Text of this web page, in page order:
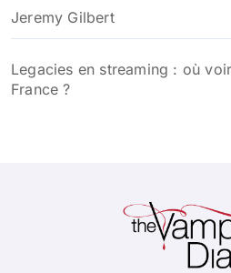
Jeremy Gilbert
Legacies en streaming : où
France ?